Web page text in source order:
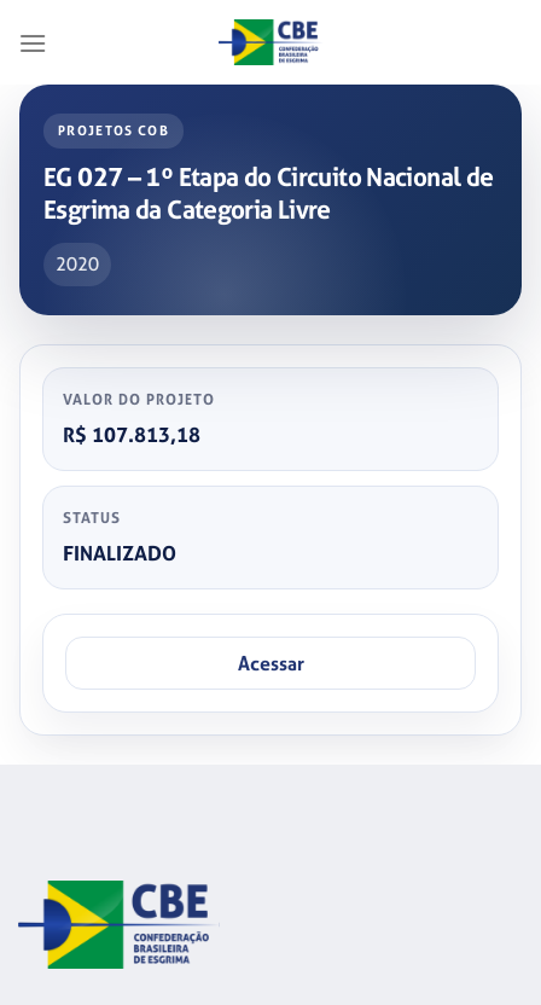
PROJETOS COB
EG 027 – 1º Etapa do Circuito Nacional de
Esgrima da Categoria Livre
2020
VALOR DO PROJETO
R$ 107.813,18
STATUS
FINALIZADO
Acessar